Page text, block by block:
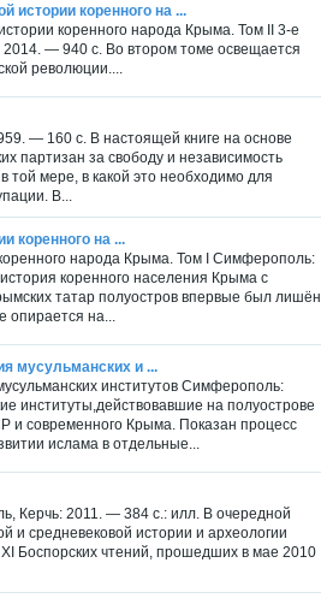
истории коренного на ...
коренного народа Крыма. Том II 3-е
— 940 с. Во втором томе освещается
революции....
— 160 с. В настоящей книге на основе
партизан за свободу и независимость
той мере, в какой это необходимо для
В...
коренного на ...
народа Крыма. Том I Симферополь:
коренного населения Крыма с
татар полуостров впервые был лишён
на...
мусульманских и ...
институтов Симферополь:
институты,действовавшие на полуострове
и современного Крыма. Показан процесс
ислама в отдельные...
Керчь: 2011. — 384 с.: илл. В очередной
и средневековой истории и археологии
Боспорских чтений, прошедших в мае 2010